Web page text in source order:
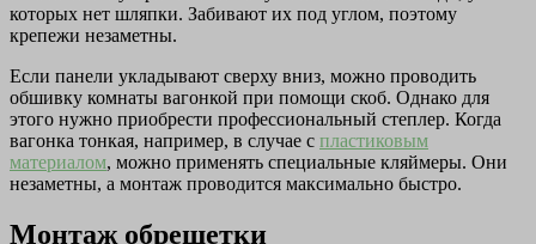
которых нет шляпки. Забивают их под углом, поэтому
крепежи незаметны.
Если панели укладывают сверху вниз, можно проводить
обшивку комнаты вагонкой при помощи скоб. Однако для
этого нужно приобрести профессиональный степлер. Когда
вагонка тонкая, например, в случае с пластиковым
материалом, можно применять специальные кляймеры. Они
незаметны, а монтаж проводится максимально быстро.
Монтаж обрешетки